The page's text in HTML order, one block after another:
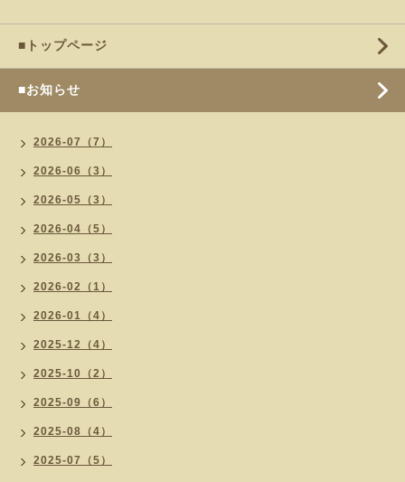
■トップページ
■お知らせ
2026-07（7）
2026-06（3）
2026-05（3）
2026-04（5）
2026-03（3）
2026-02（1）
2026-01（4）
2025-12（4）
2025-10（2）
2025-09（6）
2025-08（4）
2025-07（5）